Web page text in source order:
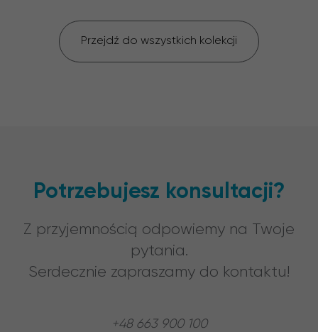
Przejdź do wszystkich kolekcji
Potrzebujesz konsultacji?
Z przyjemnością odpowiemy na Twoje
pytania.
Serdecznie zapraszamy do kontaktu!
+48 663 900 100